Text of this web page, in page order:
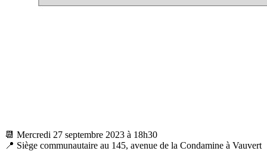
📆 Mercredi 27 septembre 2023 à 18h30
📍 Siège communautaire au 145, avenue de la Condamine à Vauvert